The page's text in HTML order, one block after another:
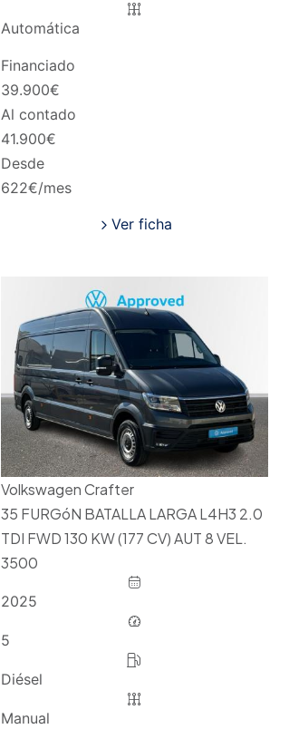
Automática
Financiado
39.900€
Al contado
41.900€
Desde
622€/mes
Ver ficha
Volkswagen Crafter
35 FURGóN BATALLA LARGA L4H3 2.0
TDI FWD 130 KW (177 CV) AUT 8 VEL.
3500
2025
5
Diésel
Manual